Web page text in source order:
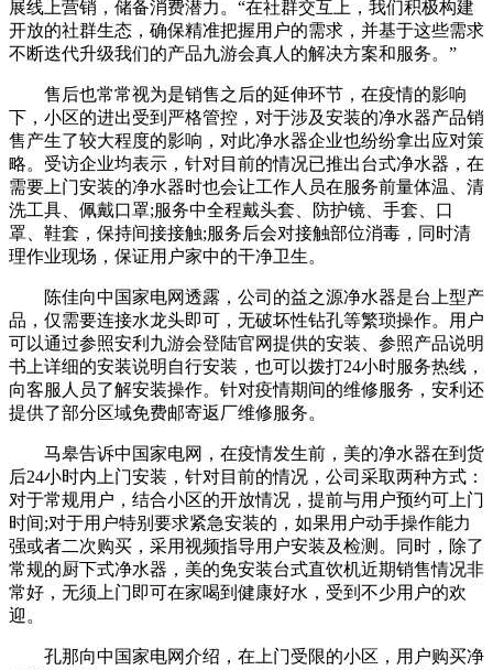
展线上营销，储备消费潜力。“在社群交互上，我们积极构建
开放的社群生态，确保精准把握用户的需求，并基于这些需求
不断迭代升级我们的产品九游会真人的解决方案和服务。”
售后也常常视为是销售之后的延伸环节，在疫情的影响
下，小区的进出受到严格管控，对于涉及安装的净水器产品销
售产生了较大程度的影响，对此净水器企业也纷纷拿出应对策
略。受访企业均表示，针对目前的情况已推出台式净水器，在
需要上门安装的净水器时也会让工作人员在服务前量体温、清
洗工具、佩戴口罩;服务中全程戴头套、防护镜、手套、口
罩、鞋套，保持间接接触;服务后会对接触部位消毒，同时清
理作业现场，保证用户家中的干净卫生。
陈佳向中国家电网透露，公司的益之源净水器是台上型产
品，仅需要连接水龙头即可，无破坏性钻孔等繁琐操作。用户
可以通过参照安利九游会登陆官网提供的安装、参照产品说明
书上详细的安装说明自行安装，也可以拨打24小时服务热线，
向客服人员了解安装操作。针对疫情期间的维修服务，安利还
提供了部分区域免费邮寄返厂维修服务。
马皋告诉中国家电网，在疫情发生前，美的净水器在到货
后24小时内上门安装，针对目前的情况，公司采取两种方式：
对于常规用户，结合小区的开放情况，提前与用户预约可上门
时间;对于用户特别要求紧急安装的，如果用户动手操作能力
强或者二次购买，采用视频指导用户安装及检测。同时，除了
常规的厨下式净水器，美的免安装台式直饮机近期销售情况非
常好，无须上门即可在家喝到健康好水，受到不少用户的欢
迎。
孔那向中国家电网介绍，在上门受限的小区，用户购买净